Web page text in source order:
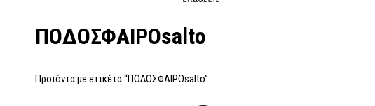
ΠΟΔΟΣΦΑΙΡΟsalto
Προϊόντα με ετικέτα “ΠΟΔΟΣΦΑΙΡΟsalto”